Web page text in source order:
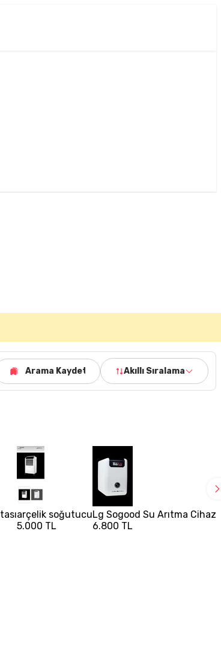
Arama Kaydet Akıllı Sıralama
arçelik soğutucu
5.000 TL
Lg Sogood Su Arıtma Cihazı
6.800 TL